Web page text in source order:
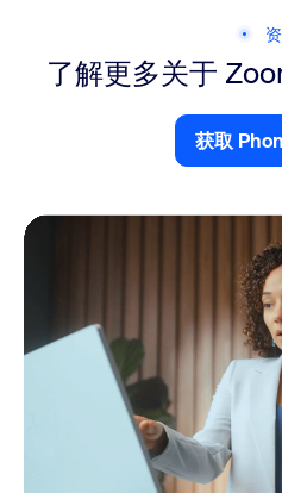
了解更多关于
获取